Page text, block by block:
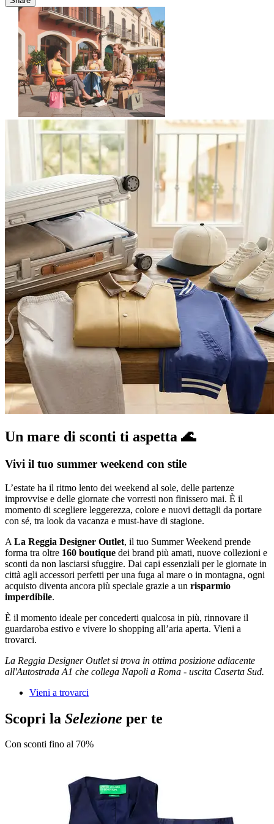
Un mare di sconti ti aspetta 🌊
Vivi il tuo summer weekend con stile
L’estate ha il ritmo lento dei weekend al sole, delle partenze
improvvise e delle giornate che vorresti non finissero mai. È il
momento di scegliere leggerezza, colore e nuovi dettagli da portare
con sé, tra look da vacanza e must-have di stagione.
A La Reggia Designer Outlet, il tuo Summer Weekend prende
forma tra oltre 160 boutique dei brand più amati, nuove collezioni e
sconti da non lasciarsi sfuggire. Dai capi essenziali per le giornate in
città agli accessori perfetti per una fuga al mare o in montagna, ogni
acquisto diventa ancora più speciale grazie a un risparmio
imperdibile.
È il momento ideale per concederti qualcosa in più, rinnovare il
guardaroba estivo e vivere lo shopping all’aria aperta. Vieni a
trovarci.
La Reggia Designer Outlet si trova in ottima posizione adiacente
all'Autostrada A1 che collega Napoli a Roma - uscita Caserta Sud.
Vieni a trovarci
Scopri la Selezione per te
Con sconti fino al 70%